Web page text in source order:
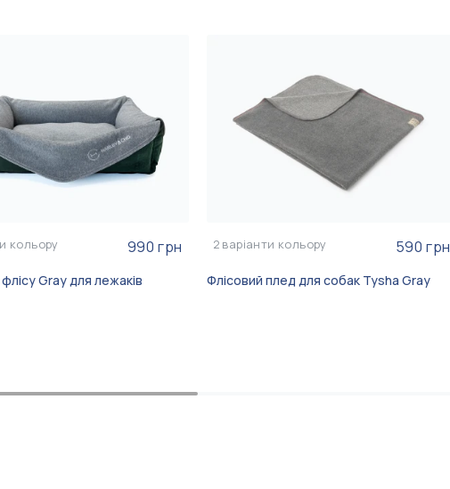
кольору 990 грн
флісу Gray для лежаків
2 варіанти кольору 590 грн
Флісовий плед для собак Tysha Gray